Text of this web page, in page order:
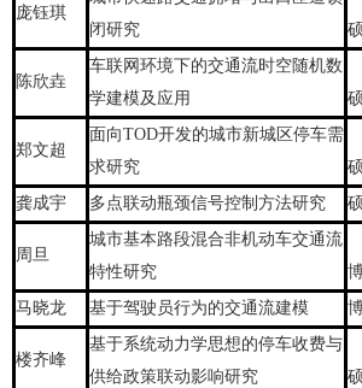
庞钰琪
闭研究
陈欣垚
车联网环境下的交通流时空随机数
学建模及应用
郑文超
面向TOD开发的城市新城区停车需
求研究
龚成宇 多点联动瓶颈信号控制方法研究
周旦
城市基本路段混合非机动车交通流
特性研究
马晓龙 基于驾驶员行为的交通流建模
楼齐峰
基于系统动力学思想的停车收费与
供给政策联动影响研究